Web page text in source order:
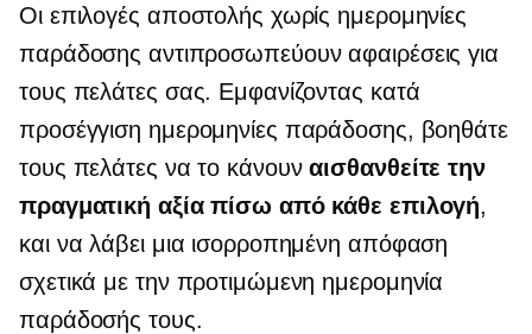
Οι επιλογές αποστολής χωρίς ημερομηνίες
παράδοσης αντιπροσωπεύουν αφαιρέσεις για
τους πελάτες σας. Εμφανίζοντας κατά
προσέγγιση ημερομηνίες παράδοσης, βοηθάτε
τους πελάτες να το κάνουναισθανθείτε την
πραγματική αξία πίσω από κάθε επιλογή,
και να λάβει μια ισορροπημένη απόφαση
σχετικά με την προτιμώμενη ημερομηνία
παράδοσής τους.